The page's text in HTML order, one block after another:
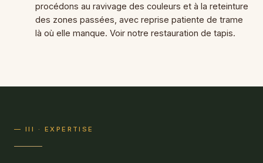
procédons au ravivage des couleurs et à la reteinture
des zones passées, avec reprise patiente de trame
là où elle manque. Voir notre restauration de tapis.
— III · EXPERTISE